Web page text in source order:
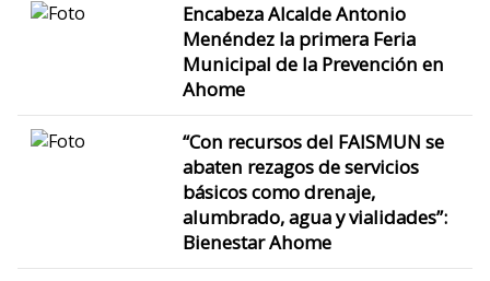
Encabeza Alcalde Antonio
Menéndez la primera Feria
Municipal de la Prevención en
Ahome
“Con recursos del FAISMUN se
abaten rezagos de servicios
básicos como drenaje,
alumbrado, agua y vialidades”:
Bienestar Ahome